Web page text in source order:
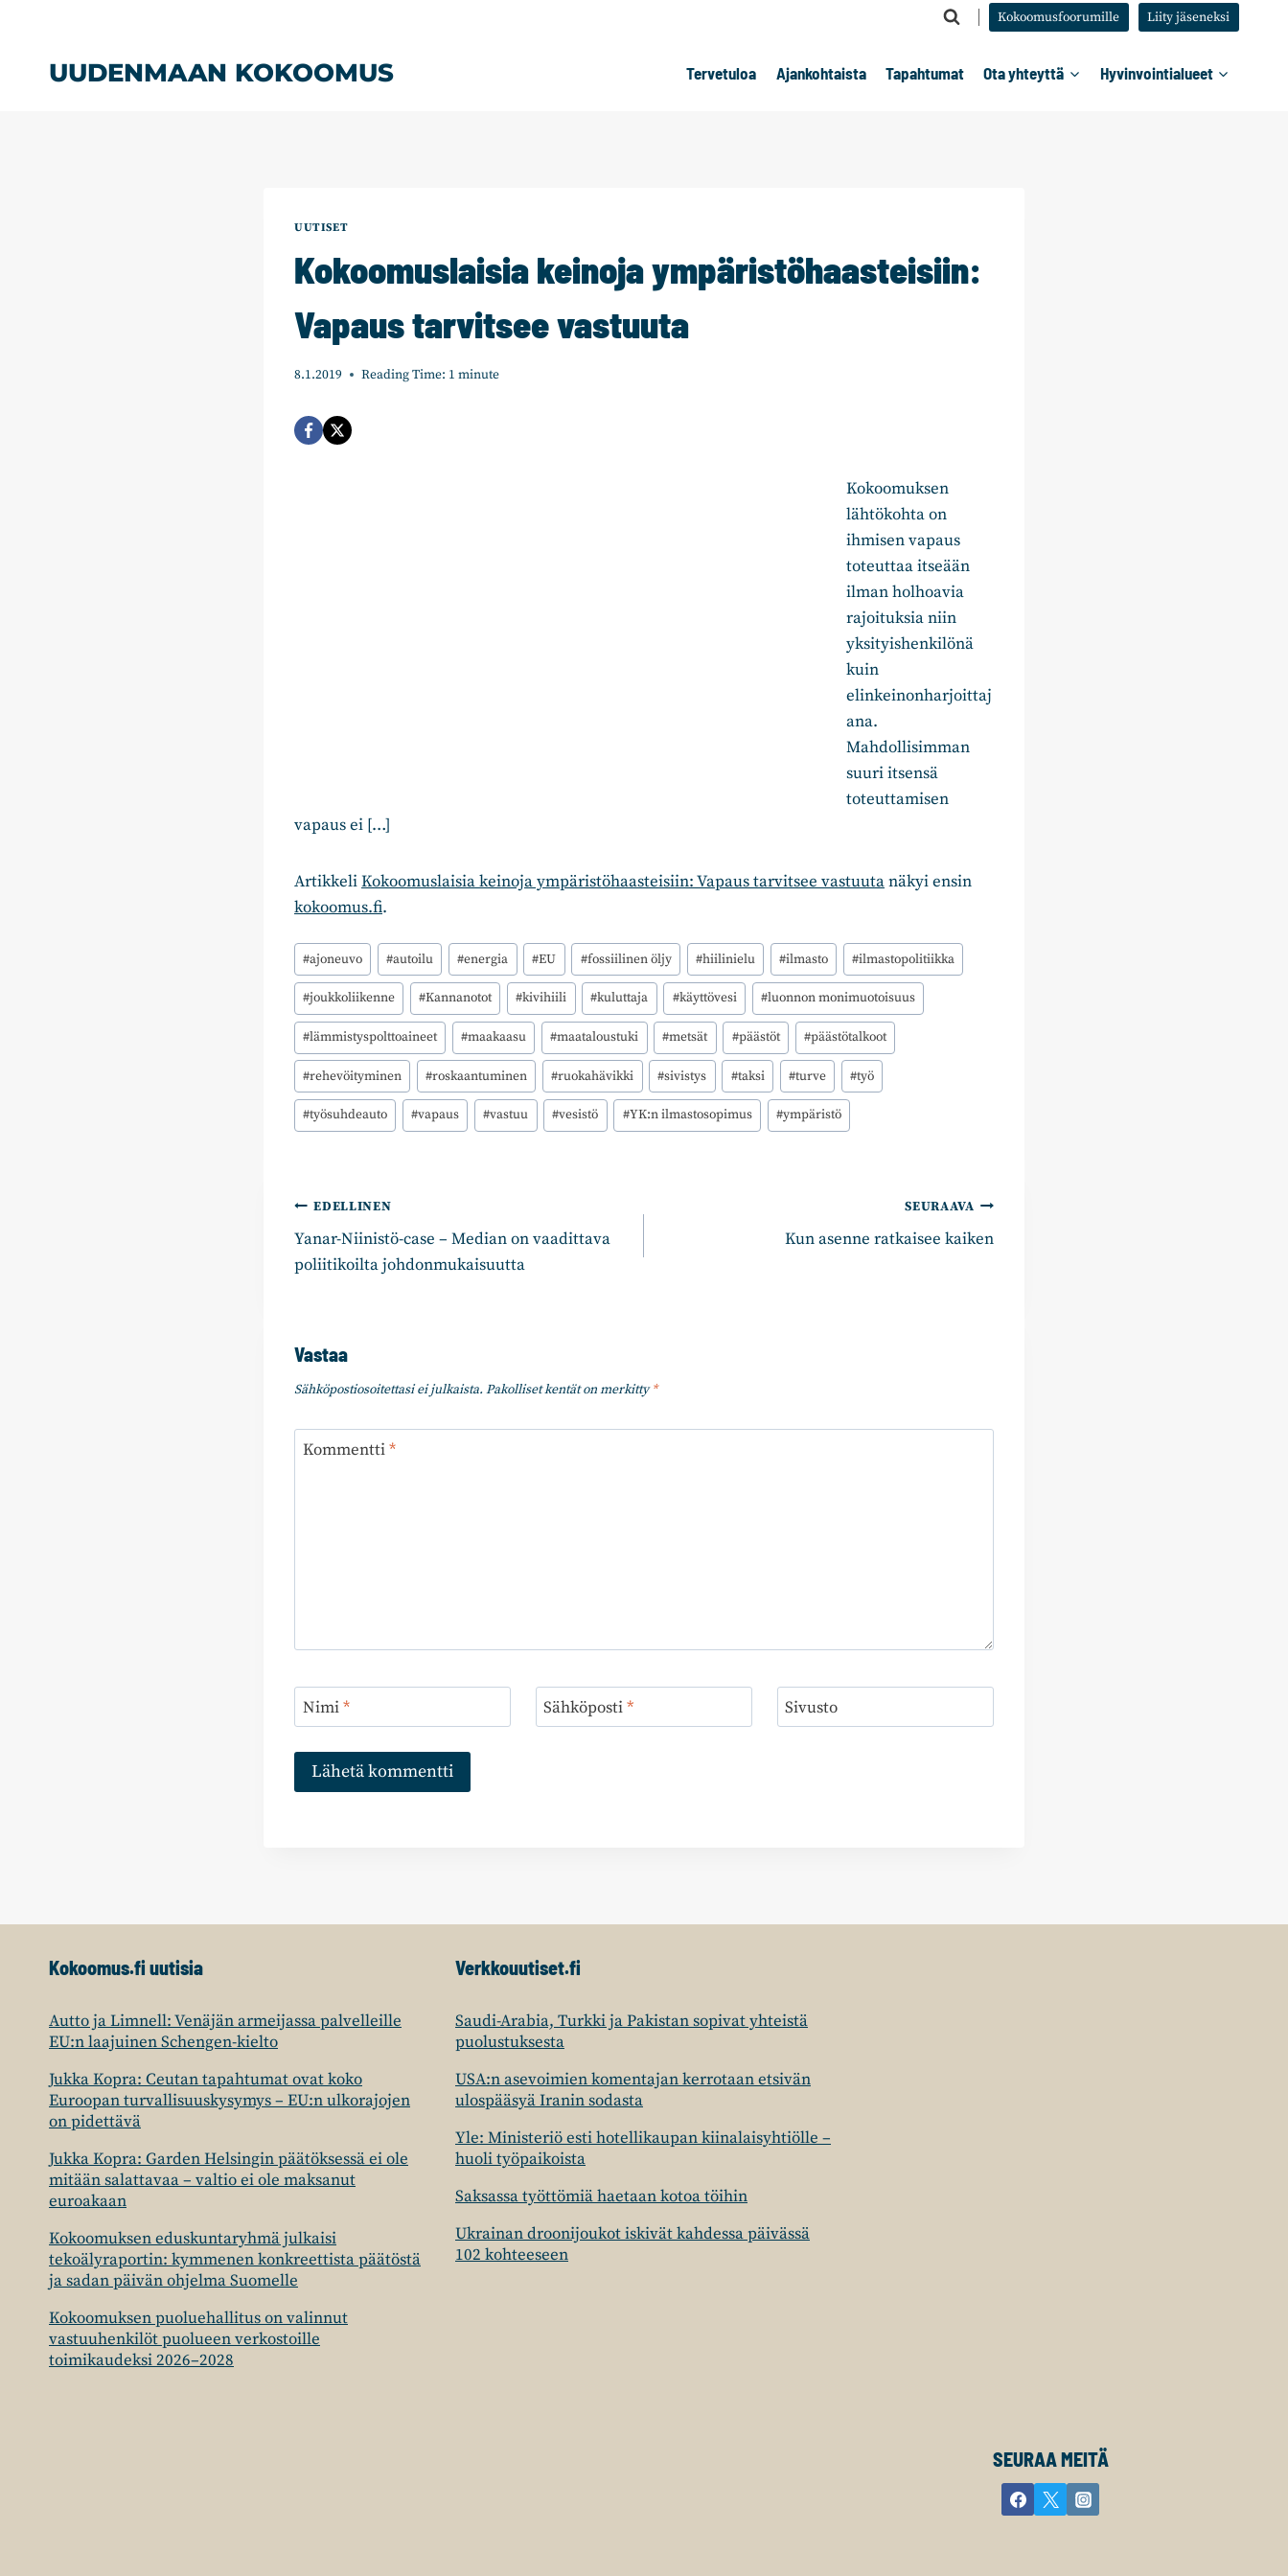
Kokoomusfoorumille Liity jäseneksi
UUDENMAAN KOKOOMUS Tervetuloa Ajankohtaista Tapahtumat Ota yhteyttä Hyvinvointialueet
UUTISET
Kokoomuslaisia keinoja ympäristöhaasteisiin:
Vapaus tarvitsee vastuuta
8.1.2019 Reading Time: 1 minute
Kokoomuksen
lähtökohta on
ihmisen vapaus
toteuttaa itseään
ilman holhoavia
rajoituksia niin
yksityishenkilönä
kuin
elinkeinonharjoittaj
ana.
Mahdollisimman
suuri itsensä
toteuttamisen
vapaus ei […]
ArtikkeliKokoomuslaisia keinoja ympäristöhaasteisiin: Vapaus tarvitsee vastuutanäkyi ensin
kokoomus.fi.
Avainsanat:
#ajoneuvo #autoilu #energia #EU #fossiilinen öljy #hiilinielu #ilmasto #ilmastopolitiikka
#joukkoliikenne #Kannanotot #kivihiili #kuluttaja #käyttövesi #luonnon monimuotoisuus
#lämmistyspolttoaineet #maakaasu #maataloustuki #metsät #päästöt #päästötalkoot
#rehevöityminen #roskaantuminen #ruokahävikki #sivistys #taksi #turve #työ
#työsuhdeauto #vapaus #vastuu #vesistö #YK:n ilmastosopimus #ympäristö
Artikkelien
selaus
EDELLINEN
Yanar-Niinistö-case – Median on vaadittava
poliitikoilta johdonmukaisuutta
SEURAAVA
Kun asenne ratkaisee kaiken
Vastaa
Sähköpostiosoitettasi ei julkaista. Pakolliset kentät on merkitty*
Kommentti*
Nimi* Sähköposti* Sivusto
Kokoomus.fi uutisia
Autto ja Limnell: Venäjän armeijassa palvelleille
EU:n laajuinen Schengen-kielto
Jukka Kopra: Ceutan tapahtumat ovat koko
Euroopan turvallisuuskysymys – EU:n ulkorajojen
on pidettävä
Jukka Kopra: Garden Helsingin päätöksessä ei ole
mitään salattavaa – valtio ei ole maksanut
euroakaan
Kokoomuksen eduskuntaryhmä julkaisi
tekoälyraportin: kymmenen konkreettista päätöstä
ja sadan päivän ohjelma Suomelle
Kokoomuksen puoluehallitus on valinnut
vastuuhenkilöt puolueen verkostoille
toimikaudeksi 2026–2028
Verkkouutiset.fi
Saudi-Arabia, Turkki ja Pakistan sopivat yhteistä
puolustuksesta
USA:n asevoimien komentajan kerrotaan etsivän
ulospääsyä Iranin sodasta
Yle: Ministeriö esti hotellikaupan kiinalaisyhtiölle –
huoli työpaikoista
Saksassa työttömiä haetaan kotoa töihin
Ukrainan droonijoukot iskivät kahdessa päivässä
102 kohteeseen
SEURAA MEITÄ